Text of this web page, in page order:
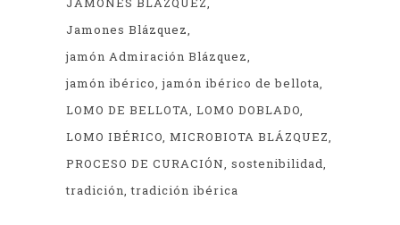
Jamones Blázquez
jamón Admiración Blázquez
jamón ibérico jamón ibérico de bellota
LOMO DE BELLOTA LOMO DOBLADO
LOMO IBÉRICO MICROBIOTA BLÁZQUEZ
PROCESO DE CURACIÓN sostenibilidad
tradición tradición ibérica